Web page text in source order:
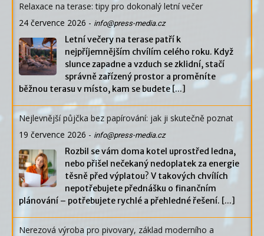
Relaxace na terase: tipy pro dokonalý letní večer
24 července 2026 - info@press-media.cz
Letní večery na terase patří k
nejpříjemnějším chvílím celého roku. Když
slunce zapadne a vzduch se zklidní, stačí
správně zařízený prostor a proměníte
běžnou terasu v místo, kam se budete [...]
Nejlevnější půjčka bez papírování: jak ji skutečně poznat
19 července 2026 - info@press-media.cz
Rozbil se vám doma kotel uprostřed ledna,
nebo přišel nečekaný nedoplatek za energie
těsně před výplatou? V takových chvílích
nepotřebujete přednášku o finančním
plánování – potřebujete rychlé a přehledné řešení. [...]
Nerezová výroba pro pivovary, základ moderního a